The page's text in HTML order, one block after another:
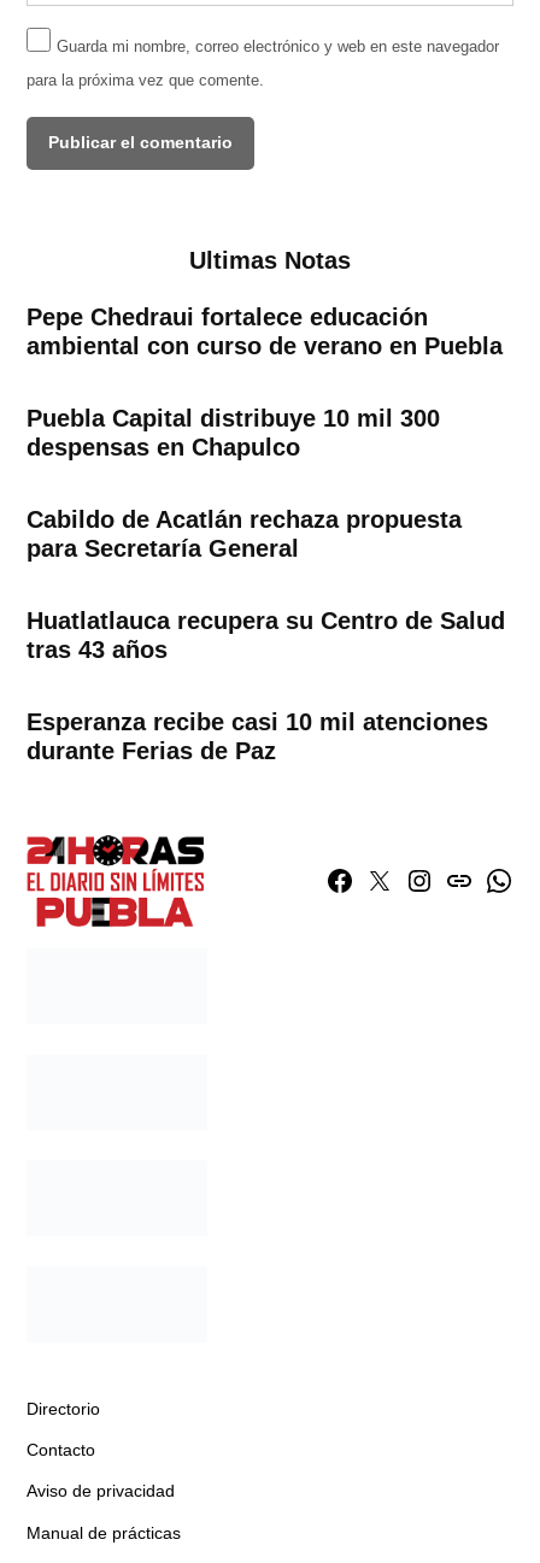
Guarda mi nombre, correo electrónico y web en este navegador
para la próxima vez que comente.
Ultimas Notas
Pepe Chedraui fortalece educación
ambiental con curso de verano en Puebla
Puebla Capital distribuye 10 mil 300
despensas en Chapulco
Cabildo de Acatlán rechaza propuesta
para Secretaría General
Huatlatlauca recupera su Centro de Salud
tras 43 años
Esperanza recibe casi 10 mil atenciones
durante Ferias de Paz
Facebook
TwitterInstagram
issuu
Directorio
Contacto
Aviso de privacidad
Manual de prácticas